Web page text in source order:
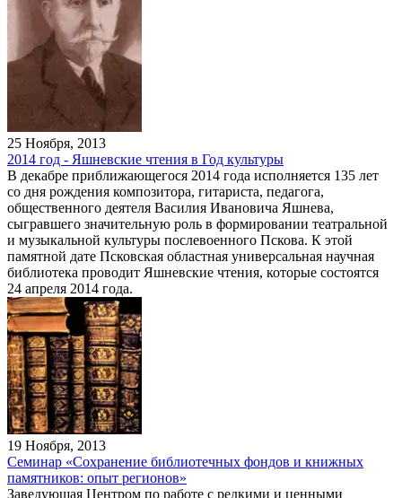
25 Ноября, 2013
2014 год - Яшневские чтения в Год культуры
В декабре приближающегося 2014 года исполняется 135 лет
со дня рождения композитора, гитариста, педагога,
общественного деятеля Василия Ивановича Яшнева,
сыгравшего значительную роль в формировании театральной
и музыкальной культуры послевоенного Пскова. К этой
памятной дате Псковская областная универсальная научная
библиотека проводит Яшневские чтения, которые состоятся
24 апреля 2014 года.
19 Ноября, 2013
Семинар «Сохранение библиотечных фондов и книжных
памятников: опыт регионов»
Заведующая Центром по работе с редкими и ценными